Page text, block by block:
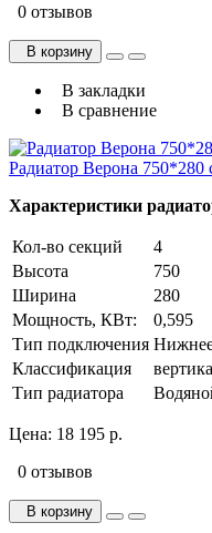
0 отзывов
В корзину
В закладки
В сравнение
Радиатор Верона 750*280
Характеристики
Кол-во секций
4
Высота
750
Ширина
280
Мощность, КВт:
0,595
Тип подключения
Классификация
Тип радиатора
Цена: 18 195 р.
0 отзывов
В корзину